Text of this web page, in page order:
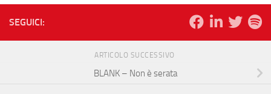
SEGUICI:
ARTICOLO SUCCESSIVO
BLANK – Non è serata